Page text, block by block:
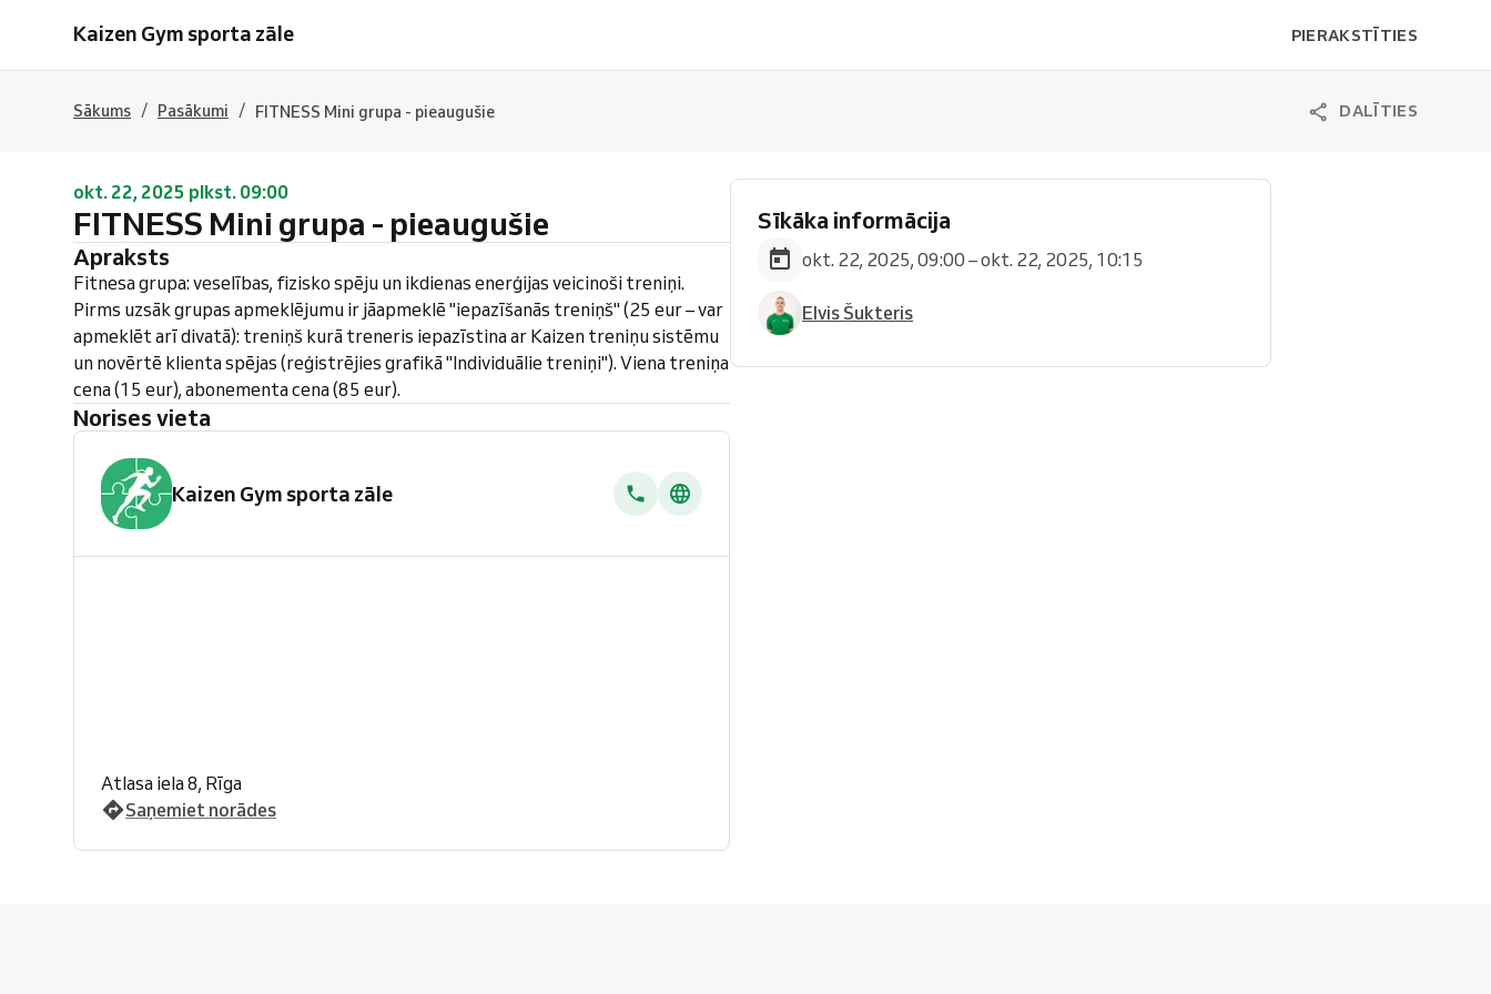
Kaizen Gym sporta zāle PIERAKSTĪTIES
Sākums / Pasākumi / FITNESS Mini grupa - pieaugušie DALĪTIES
okt. 22, 2025 plkst. 09:00
FITNESS Mini grupa - pieaugušie
Apraksts
Fitnesa grupa: veselības, fizisko spēju un ikdienas enerģijas veicinoši treniņi.
Pirms uzsāk grupas apmeklējumu ir jāapmeklē "iepazīšanās treniņš" (25 eur – var
apmeklēt arī divatā): treniņš kurā treneris iepazīstina ar Kaizen treniņu sistēmu
un novērtē klienta spējas (reģistrējies grafikā "Individuālie treniņi"). Viena treniņa
cena (15 eur), abonementa cena (85 eur).
Norises vieta
Kaizen Gym sporta zāle
Atlasa iela 8, Rīga
Saņemiet norādes
Sīkāka informācija
okt. 22, 2025, 09:00 – okt. 22, 2025, 10:15
Elvis Šukteris